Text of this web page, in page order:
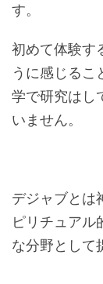
す。
初めて体験す
うに感じるこ
学で研究はし
いません。
デジャブとは
ピリチュアル
な分野として